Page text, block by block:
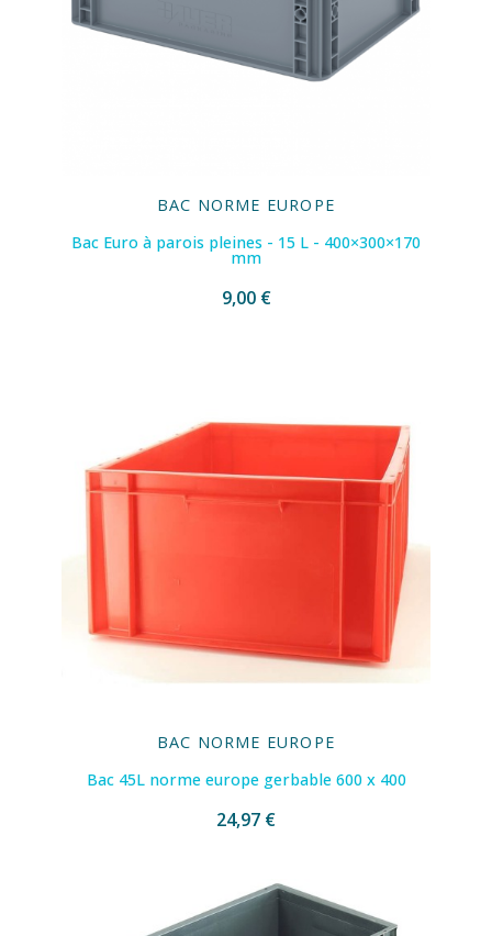
BAC NORME EUROPE
Bac Euro à parois pleines - 15 L - 400×300×170
mm
9,00 €
BAC NORME EUROPE
Bac 45L norme europe gerbable 600 x 400
24,97 €